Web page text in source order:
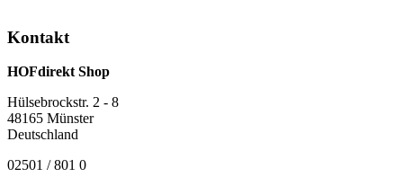
Kontakt
HOFdirekt Shop
Hülsebrockstr. 2 - 8
48165 Münster
Deutschland
02501 / 801 0